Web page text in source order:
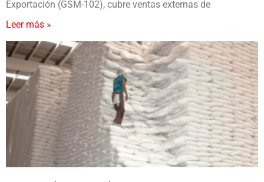
Exportación (GSM-102), cubre ventas externas de
Leer más »